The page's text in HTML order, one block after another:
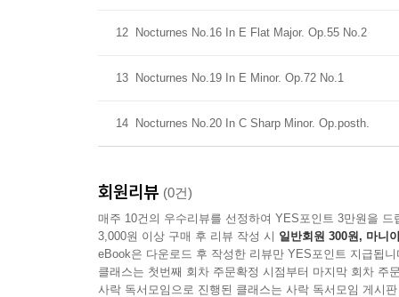
12 Nocturnes No.16 In E Flat Major. Op.55 No.2
13 Nocturnes No.19 In E Minor. Op.72 No.1
14 Nocturnes No.20 In C Sharp Minor. Op.posth.
회원리뷰 (0건)
매주 10건의 우수리뷰를 선정하여 YES포인트 3만원을 드
3,000원 이상 구매 후 리뷰 작성 시 일반회원 300원, 마니
eBook은 다운로드 후 작성한 리뷰만 YES포인트 지급됩니
클래스는 첫번째 회차 주문확정 시점부터 마지막 회차 주
사락 독서모임으로 진행된 클래스는 사락 독서모임 게시